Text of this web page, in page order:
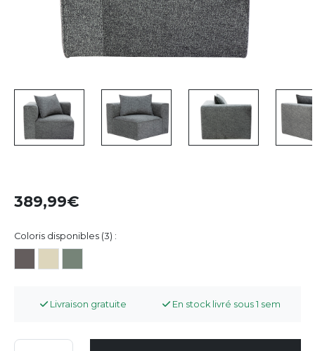
389,99
Coloris disponibles (3) :
Livraison gratuite En stock livré sous 1 sem